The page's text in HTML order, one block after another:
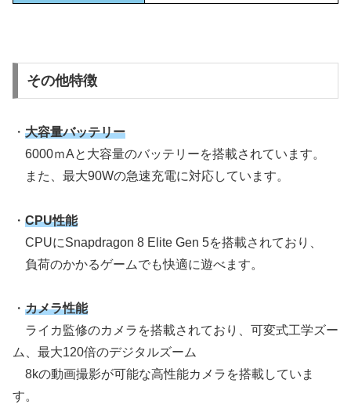
その他特徴
・ 大容量バッテリー
6000ｍAと大容量のバッテリーを搭載されています。
また、最大90Wの急速充電に対応しています。
・ CPU性能
CPUにSnapdragon 8 Elite Gen 5を搭載されており、
負荷のかかるゲームでも快適に遊べます。
・ カメラ性能
ライカ監修のカメラを搭載されており、可変式工学ズー
ム、最大120倍のデジタルズーム
8kの動画撮影が可能な高性能カメラを搭載していま
す。